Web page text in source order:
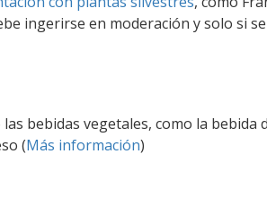
ingerirse en moderación y solo si
bebidas vegetales, como la bebida
(Más información)